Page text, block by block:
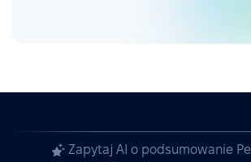
Zapytaj AI o podsumowanie